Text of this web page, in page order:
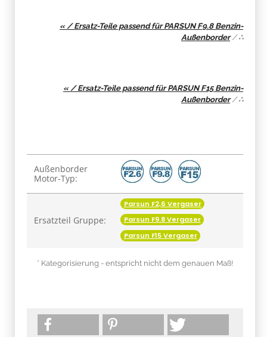
« / Ersatz-Teile passend für PARSUN F9.8 Benzin-
Außenborder/∴
« / Ersatz-Teile passend für PARSUN F15 Benzin-
Außenborder/∴
Produkteigenschaft
Wert
Außenborder
Motor-Typ:
Ersatzteil Gruppe:
Parsun F2,6 Vergaser
Parsun F9.8 Vergaser
Parsun F15 Vergaser
* Kategorisierung - entspricht nicht dem genauen Maß!